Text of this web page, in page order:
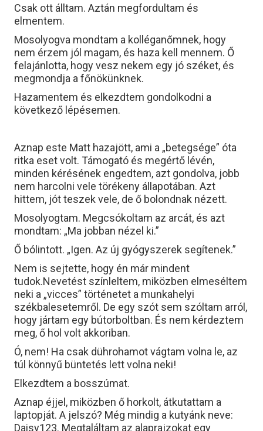
Csak ott álltam. Aztán megfordultam és
elmentem.
Mosolyogva mondtam a kolléganőmnek, hogy
nem érzem jól magam, és haza kell mennem. Ő
felajánlotta, hogy vesz nekem egy jó széket, és
megmondja a főnökünknek.
Hazamentem és elkezdtem gondolkodni a
következő lépésemen.
Aznap este Matt hazajött, ami a „betegsége” óta
ritka eset volt. Támogató és megértő lévén,
minden kérésének engedtem, azt gondolva, jobb
nem harcolni vele törékeny állapotában. Azt
hittem, jót teszek vele, de ő bolondnak nézett.
Mosolyogtam. Megcsókoltam az arcát, és azt
mondtam: „Ma jobban nézel ki.”
Ő bólintott. „Igen. Az új gyógyszerek segítenek.”
Nem is sejtette, hogy én már mindent
tudok.Nevetést színleltem, miközben elmeséltem
neki a „vicces” történetet a munkahelyi
székbalesetemről. De egy szót sem szóltam arról,
hogy jártam egy bútorboltban. És nem kérdeztem
meg, ő hol volt akkoriban.
Ó, nem! Ha csak dührohamot vágtam volna le, az
túl könnyű büntetés lett volna neki!
Elkezdtem a bosszúmat.
Aznap éjjel, miközben ő horkolt, átkutattam a
laptopját. A jelszó? Még mindig a kutyánk neve:
Daisy123. Megtaláltam az alaprajzokat egy